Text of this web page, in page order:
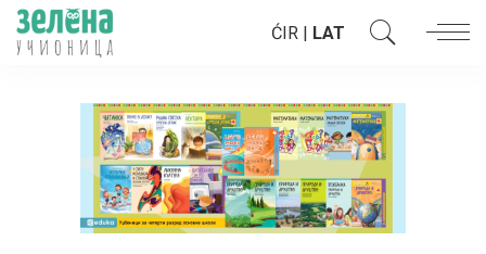
ĆIR | LAT